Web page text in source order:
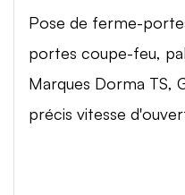
Pose de ferme-
portes coupe-feu,
Marques Dorma TS,
précis vitesse